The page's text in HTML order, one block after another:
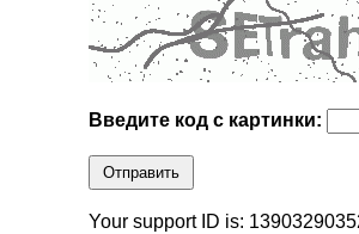
Введите код с картинки:
Отправить
Your support ID is: